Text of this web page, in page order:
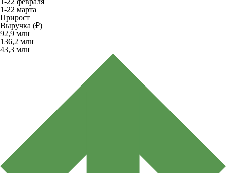
1-22 марта
Прирост
Выручка (₽)
92,9 млн
136,2 млн
43,3 млн